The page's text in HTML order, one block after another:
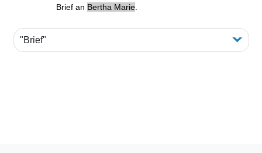
Brief an Bertha Marie
"Brief"